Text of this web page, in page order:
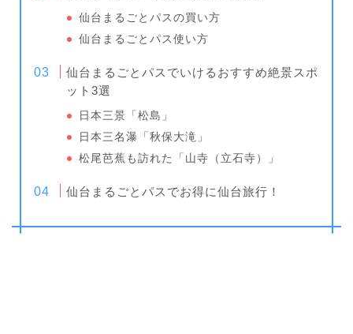
仙台まるごとパスの買い方
仙台まるごとパス使い方
仙台まるごとパスでいけるおすすめ絶景スポ
ット3選
日本三景「松島」
日本三名瀑「秋保大滝」
松尾芭蕉も訪れた「山寺（立石寺）」
仙台まるごとパスでお得に仙台旅行！